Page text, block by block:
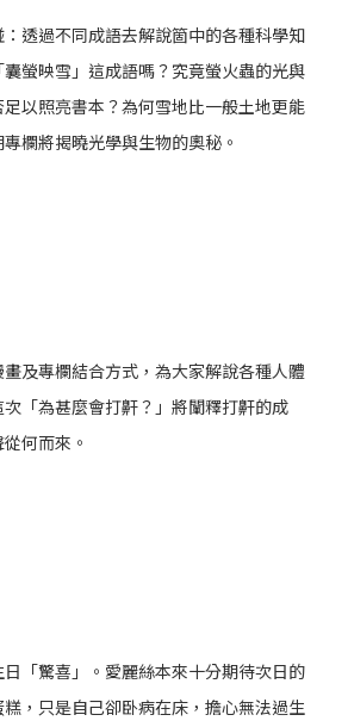
透過不同成語去解說箇中的各種科學知
螢映雪」這成語嗎？究竟螢火蟲的光與
以照亮書本？為何雪地比一般土地更能
欄將揭曉光學與生物的奧秘。
及專欄結合方式，為大家解說各種人體
「為甚麼會打鼾？」將闡釋打鼾的成
何而來。
「驚喜」。愛麗絲本來十分期待次日的
，只是自己卻卧病在床，擔心無法過生